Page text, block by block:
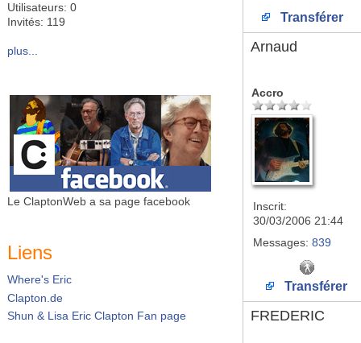
Utilisateurs: 0
Invités: 119
plus...
Le ClaptonWeb a sa page facebook
Liens
Where's Eric
Clapton.de
Shun & Lisa Eric Clapton Fan page
Transférer
Arnaud
Accro
Inscrit:
30/03/2006 21:44
Messages: 839
Transférer
FREDERIC